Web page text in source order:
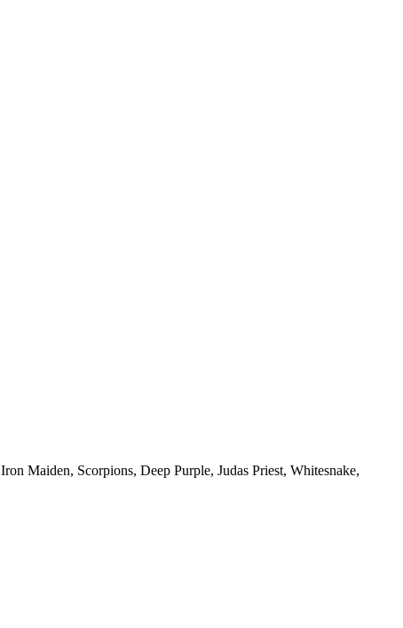
Maiden, Scorpions, Deep Purple, Judas Priest, Whitesnake,